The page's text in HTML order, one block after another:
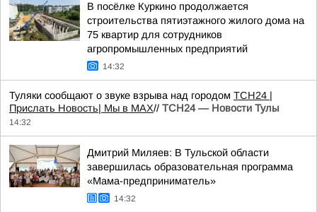
В посёлке Куркино продолжается
строительства пятиэтажного жилого дома на
75 квартир для сотрудников
агропромышленных предприятий
14:32
Туляки сообщают о звуке взрыва над городом ТСН24 |
Прислать Новость| Мы в МАХ// ТСН24 — Новости Тулы
14:32
Дмитрий Миляев: В Тульской области
завершилась образовательная программа
«Мама-предприниматель»
14:32